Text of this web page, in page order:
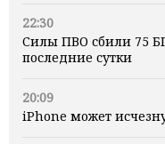
22:30
Силы ПВО сбили 75
последние сутки
20:09
iPhone может